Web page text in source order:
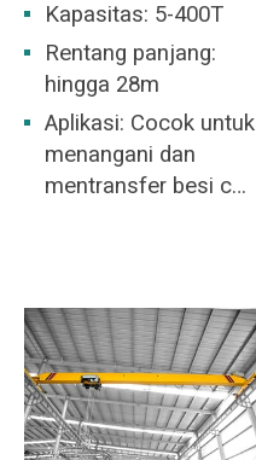
Kapasitas: 5-400T
Rentang panjang:
hingga 28m
Aplikasi: Cocok untuk
menangani dan
mentransfer besi cair